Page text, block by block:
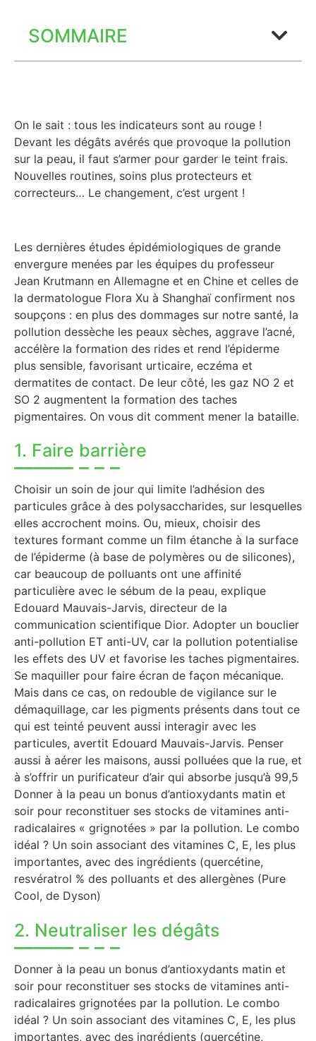
SOMMAIRE
On le sait : tous les indicateurs sont au rouge !
Devant les dégâts avérés que provoque la pollution
sur la peau, il faut s’armer pour garder le teint frais.
Nouvelles routines, soins plus protecteurs et
correcteurs… Le changement, c’est urgent !
Les dernières études épidémiologiques de grande
envergure menées par les équipes du professeur
Jean Krutmann en Allemagne et en Chine et celles de
la dermatologue Flora Xu à Shanghaï confirment nos
soupçons : en plus des dommages sur notre santé, la
pollution dessèche les peaux sèches, aggrave l’acné,
accélère la formation des rides et rend l’épiderme
plus sensible, favorisant urticaire, eczéma et
dermatites de contact. De leur côté, les gaz NO 2 et
SO 2 augmentent la formation des taches
pigmentaires. On vous dit comment mener la bataille.
1. Faire barrière
Choisir un soin de jour qui limite l’adhésion des
particules grâce à des polysaccharides, sur lesquelles
elles accrochent moins. Ou, mieux, choisir des
textures formant comme un film étanche à la surface
de l’épiderme (à base de polymères ou de silicones),
car beaucoup de polluants ont une affinité
particulière avec le sébum de la peau, explique
Edouard Mauvais-Jarvis, directeur de la
communication scientifique Dior. Adopter un bouclier
anti-pollution ET anti-UV, car la pollution potentialise
les effets des UV et favorise les taches pigmentaires.
Se maquiller pour faire écran de façon mécanique.
Mais dans ce cas, on redouble de vigilance sur le
démaquillage, car les pigments présents dans tout ce
qui est teinté peuvent aussi interagir avec les
particules, avertit Edouard Mauvais-Jarvis. Penser
aussi à aérer les maisons, aussi polluées que la rue, et
à s’offrir un purificateur d’air qui absorbe jusqu’à 99,5
Donner à la peau un bonus d’antioxydants matin et
soir pour reconstituer ses stocks de vitamines anti-
radicalaires « grignotées » par la pollution. Le combo
idéal ? Un soin associant des vitamines C, E, les plus
importantes, avec des ingrédients (quercétine,
resvératrol % des polluants et des allergènes (Pure
Cool, de Dyson)
2. Neutraliser les dégâts
Donner à la peau un bonus d’antioxydants matin et
soir pour reconstituer ses stocks de vitamines anti-
radicalaires grignotées par la pollution. Le combo
idéal ? Un soin associant des vitamines C, E, les plus
importantes, avec des ingrédients (quercétine,